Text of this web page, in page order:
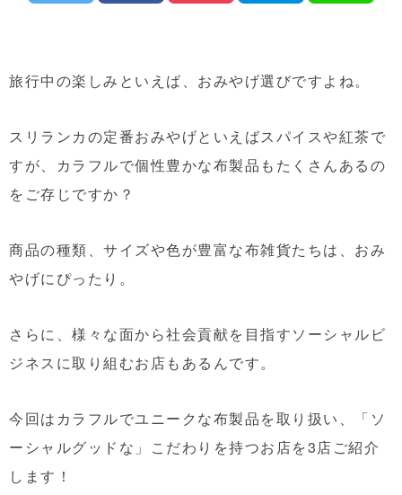
旅行中の楽しみといえば、おみやげ選びですよね。
スリランカの定番おみやげといえばスパイスや紅茶で
すが、カラフルで個性豊かな布製品もたくさんあるの
をご存じですか？
商品の種類、サイズや色が豊富な布雑貨たちは、おみ
やげにぴったり。
さらに、様々な面から社会貢献を目指すソーシャルビ
ジネスに取り組むお店もあるんです。
今回はカラフルでユニークな布製品を取り扱い、「ソ
ーシャルグッドな」こだわりを持つお店を3店ご紹介
します！